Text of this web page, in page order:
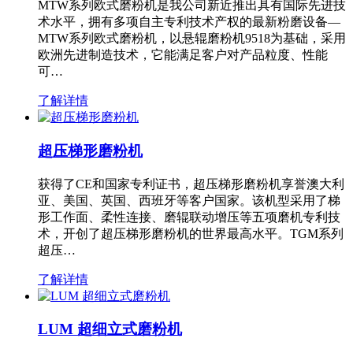
MTW系列欧式磨粉机是我公司新近推出具有国际先进技
术水平，拥有多项自主专利技术产权的最新粉磨设备—
MTW系列欧式磨粉机，以悬辊磨粉机9518为基础，采用
欧洲先进制造技术，它能满足客户对产品粒度、性能
可…
了解详情
超压梯形磨粉机
获得了CE和国家专利证书，超压梯形磨粉机享誉澳大利
亚、美国、英国、西班牙等客户国家。该机型采用了梯
形工作面、柔性连接、磨辊联动增压等五项磨机专利技
术，开创了超压梯形磨粉机的世界最高水平。TGM系列
超压…
了解详情
LUM 超细立式磨粉机